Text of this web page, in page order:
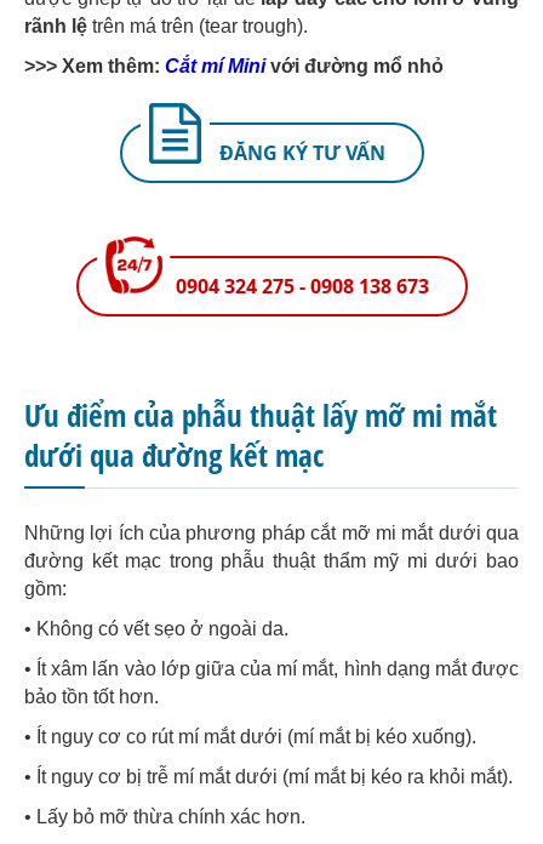
rãnh lệ trên má trên (tear trough).
>>> Xem thêm: Cắt mí Minivới đường mổ nhỏ
ĐĂNG KÝ TƯ VẤN
0904 324 275 - 0908 138 673
Ưu điểm của phẫu thuật lấy mỡ mi mắt
dưới qua đường kết mạc
Những lợi ích của phương pháp cắt mỡ mi mắt dưới qua
đường kết mạc trong phẫu thuật thẩm mỹ mi dưới bao
gồm:
• Không có vết sẹo ở ngoài da.
• Ít xâm lấn vào lớp giữa của mí mắt, hình dạng mắt được
bảo tồn tốt hơn.
• Ít nguy cơ co rút mí mắt dưới (mí mắt bị kéo xuống).
• Ít nguy cơ bị trễ mí mắt dưới (mí mắt bị kéo ra khỏi mắt).
• Lấy bỏ mỡ thừa chính xác hơn.